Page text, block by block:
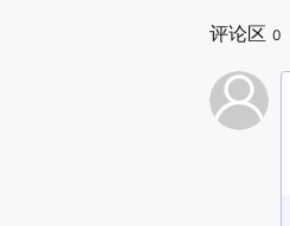
评论区 0